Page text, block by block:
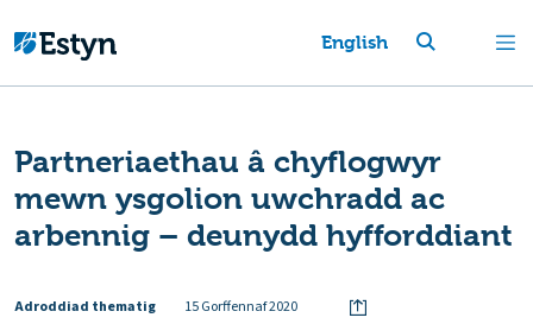
English
Partneriaethau â chyflogwyr
mewn ysgolion uwchradd ac
arbennig – deunydd hyfforddiant
Adroddiad thematig 15 Gorffennaf 2020